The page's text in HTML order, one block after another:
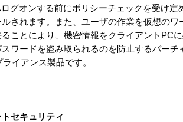
グオンする前にポリシーチェックを受け
されます。また、ユーザの作業を仮想の
ことにより、機密情報をクライアントPC
ワードを盗み取られるのを防止するバー
イアンス製品です。
セキュリティ